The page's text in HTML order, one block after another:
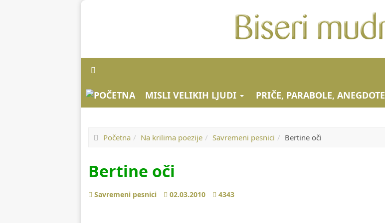
MISLI VELIKIH LJUDI PRIČE, PARABOLE, ANEGDOTE
Početna Na krilima poezije Savremeni pesnici Bertine oči
Bertine oči
Savremeni pesnici 02.03.2010 4343
Prethodno
Sledeće